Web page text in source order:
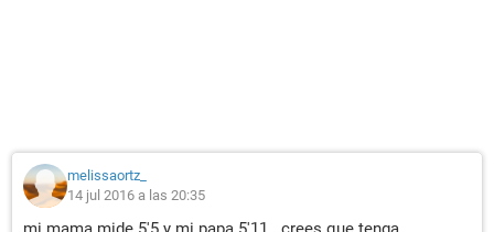
melissaortz_
14 jul 2016 a las 20:35